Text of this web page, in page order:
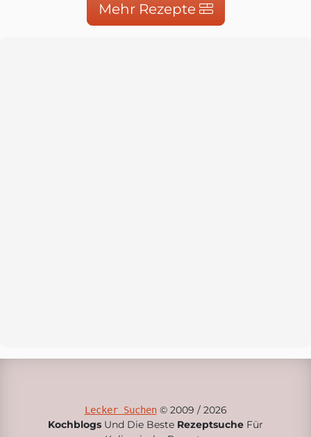
Mehr Rezepte
Lecker Suchen© 2009 / 2026
Kochblogs Und Die Beste Rezeptsuche Für